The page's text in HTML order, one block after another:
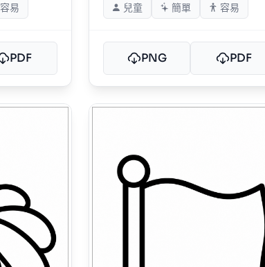
容易
PDF
兒童 簡單 容易
PNG PDF